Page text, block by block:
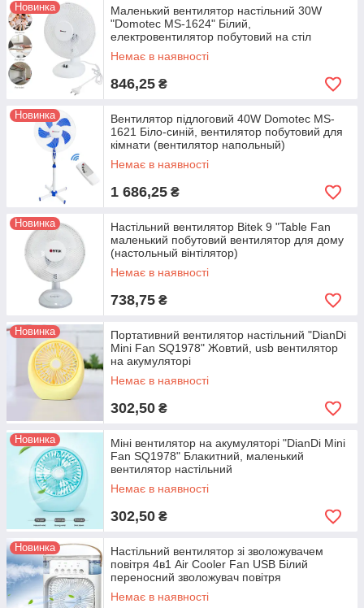
Новинка
Маленький вентилятор настільний 30W
"Domotec MS-1624" Білий,
електровентилятор побутовий на стіл
Немає в наявності
846,25 ₴
Новинка
Вентилятор підлоговий 40W Domotec MS-
1621 Біло-синій, вентилятор побутовий для
кімнати (вентилятор напольный)
Немає в наявності
1 686,25 ₴
Новинка
Настільний вентилятор Bitek 9 "Table Fan
маленький побутовий вентилятор для дому
(настольный вінтілятор)
Немає в наявності
738,75 ₴
Новинка
Портативний вентилятор настільний "DianDi
Mini Fan SQ1978" Жовтий, usb вентилятор
на акумуляторі
Немає в наявності
302,50 ₴
Новинка
Міні вентилятор на акумуляторі "DianDi Mini
Fan SQ1978" Блакитний, маленький
вентилятор настільний
Немає в наявності
302,50 ₴
Новинка
Настільний вентилятор зі зволожувачем
повітря 4в1 Air Cooler Fan USB Білий
переносний зволожувач повітря
Немає в наявності